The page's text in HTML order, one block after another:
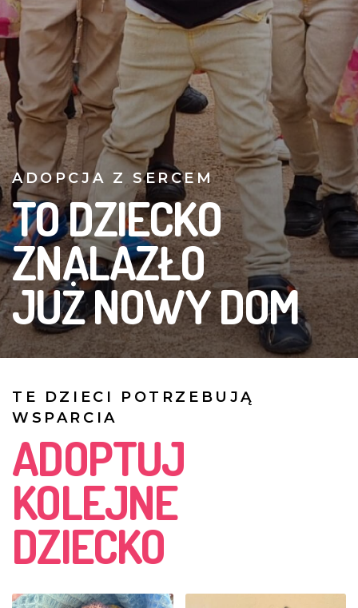
ADOPCJA Z SERCEM
TO DZIECKO
ZNALAZŁO
JUŻ NOWY DOM
TE DZIECI POTRZEBUJĄ
WSPARCIA
ADOPTUJ
KOLEJNE
DZIECKO